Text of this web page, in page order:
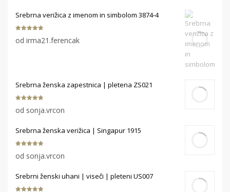
Srebrna verižica z imenom in simbolom 3874-4
od 5
od irma21.ferencak
Srebrna ženska zapestnica | pletena ZS021
od 5
od sonja.vrcon
Srebrna ženska verižica | Singapur 1915
od 5
od sonja.vrcon
Srebrni ženski uhani | viseči | pleteni US007